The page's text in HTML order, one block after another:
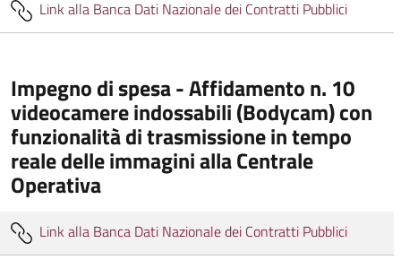
Link alla Banca Dati Nazionale dei Contratti Pubblici
Impegno di spesa - Affidamento n. 10
videocamere indossabili (Bodycam) con
funzionalità di trasmissione in tempo
reale delle immagini alla Centrale
Operativa
Link alla Banca Dati Nazionale dei Contratti Pubblici